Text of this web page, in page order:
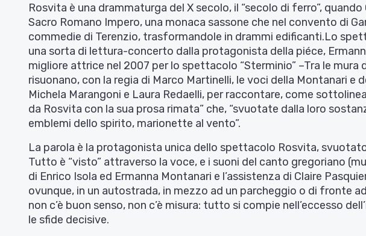
Rosvita è una drammaturga del X secolo, il “secolo di ferro”,
Sacro Romano Impero, una monaca sassone che nel convento di
commedie di Terenzio, trasformandole in drammi edificanti.Lo
una sorta di lettura-concerto dalla protagonista della piéce,
migliore attrice nel 2007 per lo spettacolo “Sterminio” –Tra le
risuonano, con la regia di Marco Martinelli, le voci della Montanari e
Michela Marangoni e Laura Redaelli, per raccontare, come
da Rosvita con la sua prosa rimata” che, “svuotate dalla loro
emblemi dello spirito, marionette al vento”.
La parola è la protagonista unica dello spettacolo Rosvita,
Tutto è “visto” attraverso la voce, e i suoni del canto gregoriano
di Enrico Isola ed Ermanna Montanari e l’assistenza di Claire
ovunque, in un autostrada, in mezzo ad un parcheggio o di fronte
non c’è buon senso, non c’è misura: tutto si compie nell’eccesso
le sfide decisive.